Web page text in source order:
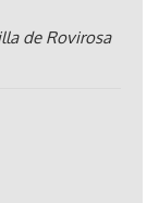
de Rovirosa